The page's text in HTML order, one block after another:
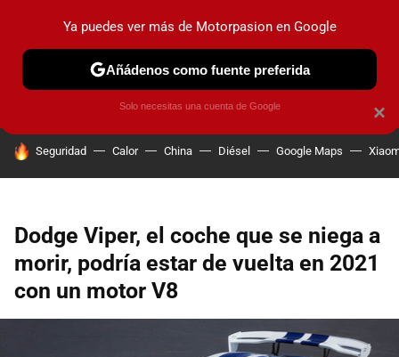
PRUEBAS COCHES ELÉCTRICOS OBSERVATORIO
HOY SE HABLA DE
Seguridad Calor China Diésel Google Maps
Dodge Viper, el coche que se niega a
morir, podría estar de vuelta en 2021
con un motor V8
×
Ya puedes ver más de Motorpasion en Google
Añádenos como fuente preferida
Solo necesitas una cuenta de Google